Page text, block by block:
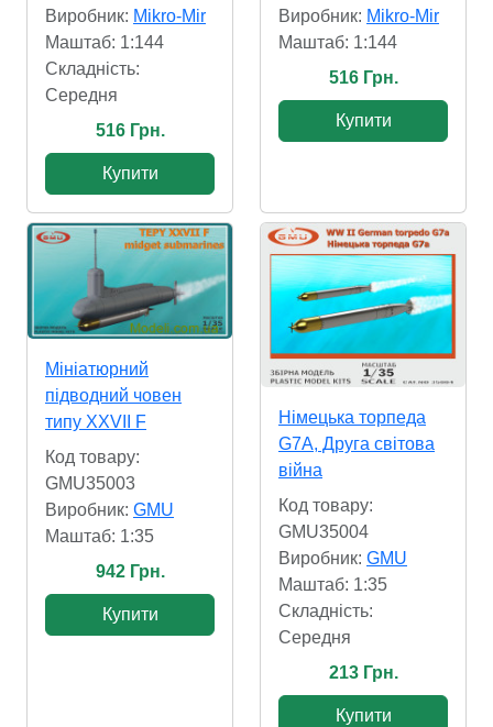
Виробник: Mikro-Mir
Маштаб: 1:144
Складність:
Cередня
516 Грн.
Купити
Виробник: Mikro-Mir
Маштаб: 1:144
516 Грн.
Купити
Мініатюрний
підводний човен
типу XXVII F
Код товару:
GMU35003
Виробник: GMU
Маштаб: 1:35
942 Грн.
Купити
Німецька торпеда
G7A, Друга світова
війна
Код товару:
GMU35004
Виробник: GMU
Маштаб: 1:35
Складність:
Cередня
213 Грн.
Купити